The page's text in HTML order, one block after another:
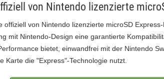
von Nintendo lizenzierte
offiziell von Nintendo lizenzierte microSD
mit Nintendo-Design eine garantierte
bietet, einwandfrei mit der Nintendo
Karte die "Express"-Technologie nutzt.